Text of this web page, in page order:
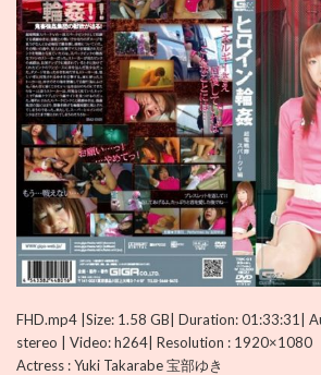
FHD.mp4 |Size: 1.58 GB| Duration: 01:33:31|
stereo | Video: h264| Resolution : 1920×1080
Actress : Yuki Takarabe 宝部ゆき